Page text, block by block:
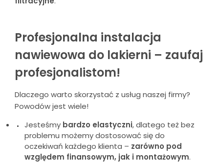
Profesjonalna instalacja
nawiewowa do lakierni – zaufaj
profesjonalistom!
Dlaczego warto skorzystać z usług naszej firmy?
Powodów jest wiele!
Jesteśmy bardzo elastyczni, dlatego też bez
problemu możemy dostosować się do
oczekiwań każdego klienta – zarówno pod
względem finansowym, jak i montażowym.